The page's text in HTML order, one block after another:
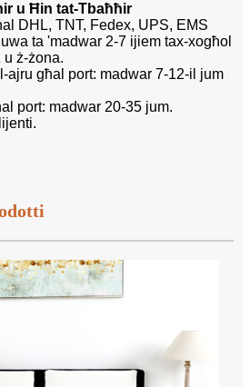
u Ħin tat-Tbaħħir
DHL, TNT, Fedex, UPS, EMS
ta 'madwar 2-7 ijiem tax-xogħol
ż-żona.
ajru għal port: madwar 7-12-il jum
port: madwar 20-35 jum.